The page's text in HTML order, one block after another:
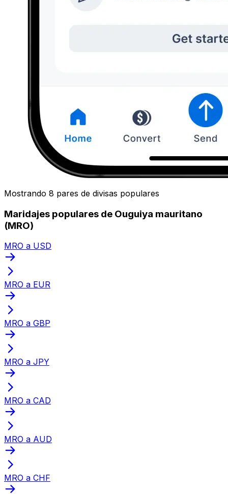
Mostrando 8 pares de divisas populares
Maridajes populares de Ouguiya mauritano
(MRO)
MRO a USD
MRO a EUR
MRO a GBP
MRO a JPY
MRO a CAD
MRO a AUD
MRO a CHF